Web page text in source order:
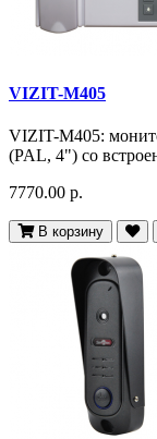
VIZIT-M405
VIZIT-M405:
(PAL, 4") со
7770.00 р.
В корзину